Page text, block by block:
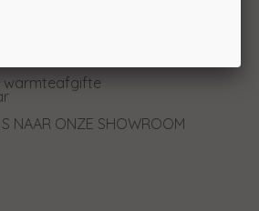
door bevoegde assistentie
Touch met Achtergrondverlichting
warmteafgifte
NAAR ONZE SHOWROOM